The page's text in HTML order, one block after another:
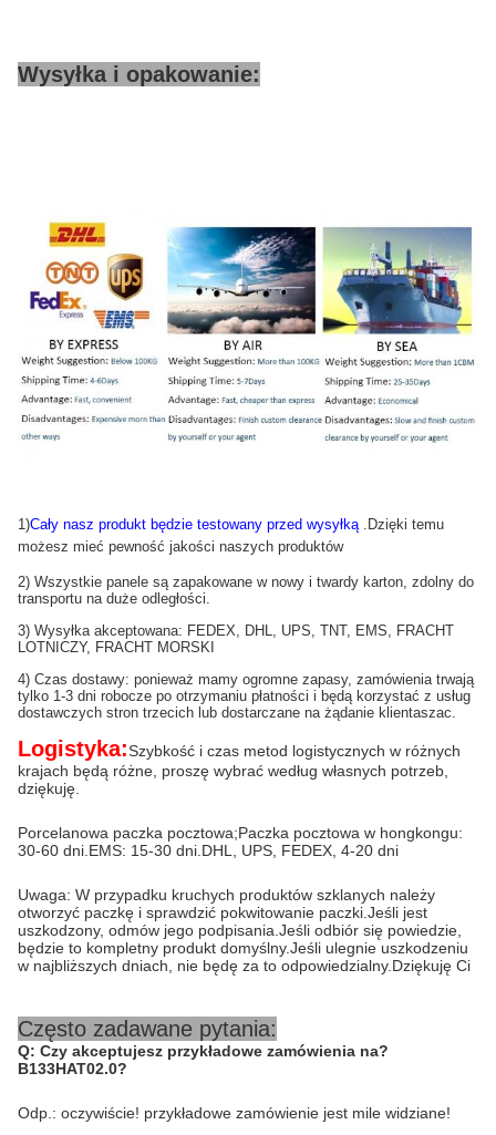
Wysyłka i opakowanie:
1)Cały nasz produkt będzie testowany przed wysyłką .Dzięki temu
możesz mieć pewność jakości naszych produktów
2) Wszystkie panele są zapakowane w nowy i twardy karton, zdolny do
transportu na duże odległości.
3) Wysyłka akceptowana: FEDEX, DHL, UPS, TNT, EMS, FRACHT
LOTNICZY, FRACHT MORSKI
4) Czas dostawy: ponieważ mamy ogromne zapasy, zamówienia trwają
tylko 1-3 dni robocze po otrzymaniu płatności i będą korzystać z usług
dostawczych stron trzecich lub dostarczane na żądanie klientaszac.
Logistyka:Szybkość i czas metod logistycznych w różnych
krajach będą różne, proszę wybrać według własnych potrzeb,
dziękuję.
Porcelanowa paczka pocztowa;Paczka pocztowa w hongkongu:
30-60 dni.EMS: 15-30 dni.DHL, UPS, FEDEX, 4-20 dni
Uwaga: W przypadku kruchych produktów szklanych należy
otworzyć paczkę i sprawdzić pokwitowanie paczki.Jeśli jest
uszkodzony, odmów jego podpisania.Jeśli odbiór się powiedzie,
będzie to kompletny produkt domyślny.Jeśli ulegnie uszkodzeniu
w najbliższych dniach, nie będę za to odpowiedzialny.Dziękuję Ci
Często zadawane pytania:
Q: Czy akceptujesz przykładowe zamówienia na?
B133HAT02.0?
Odp.: oczywiście! przykładowe zamówienie jest mile widziane!